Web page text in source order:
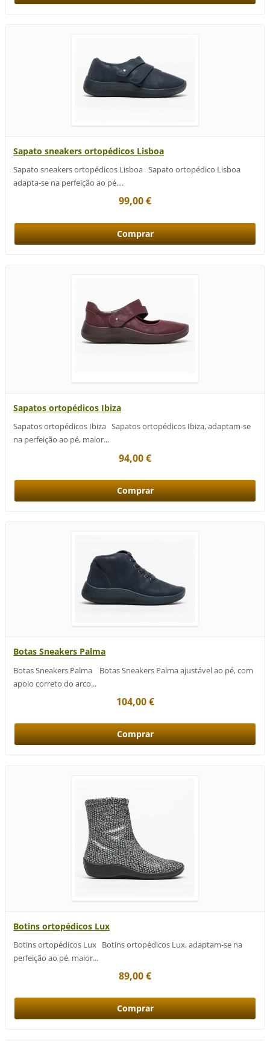
Sapato sneakers ortopédicos Lisboa
Sapato sneakers ortopédicos Lisboa Sapato ortopédico Lisboa
adapta-se na perfeição ao pé....
99,00 €
Sapatos ortopédicos Ibiza
Sapatos ortopédicos Ibiza Sapatos ortopédicos Ibiza, adaptam-se
na perfeição ao pé, maior...
94,00 €
Botas Sneakers Palma
Botas Sneakers Palma Botas Sneakers Palma ajustável ao pé, com
apoio correto do arco...
104,00 €
Botins ortopédicos Lux
Botins ortopédicos Lux Botins ortopédicos Lux, adaptam-se na
perfeição ao pé, maior...
89,00 €